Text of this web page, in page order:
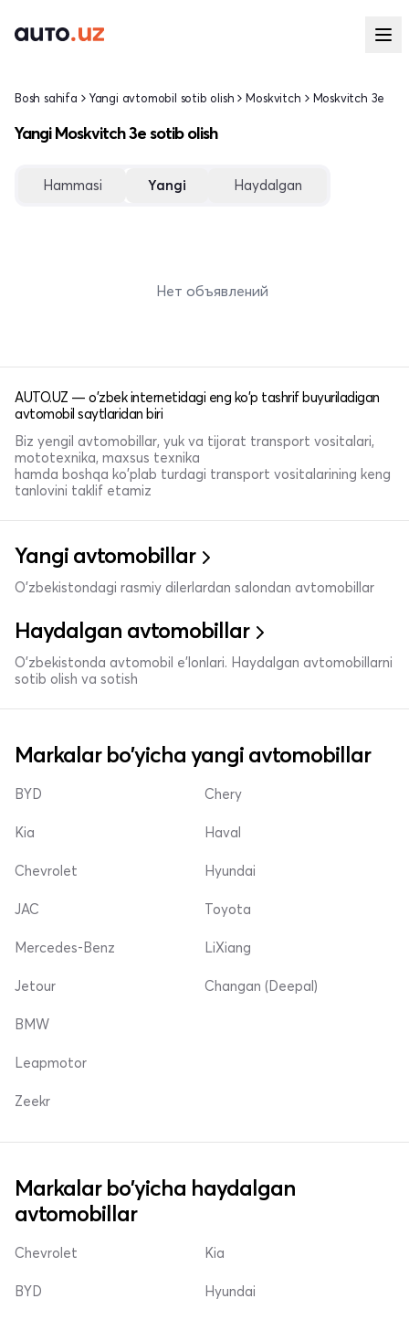
Bosh sahifa Yangi avtomobil sotib olish Moskvitch Moskvitch 3e
Yangi Moskvitch 3e sotib olish
Hammasi Yangi Haydalgan
Нет объявлений
AUTO.UZ — o'zbek internetidagi eng ko'p tashrif buyuriladigan
avtomobil saytlaridan biri
Biz yengil avtomobillar, yuk va tijorat transport vositalari,
mototexnika, maxsus texnika
hamda boshqa ko'plab turdagi transport vositalarining keng
tanlovini taklif etamiz
Yangi avtomobillar
O'zbekistondagi rasmiy dilerlardan salondan avtomobillar
Haydalgan avtomobillar
O'zbekistonda avtomobil e’lonlari. Haydalgan avtomobillarni
sotib olish va sotish
Markalar bo'yicha yangi avtomobillar
BYD
Kia
Chevrolet
Chery
Haval
Hyundai
JAC
Mercedes-Benz
Jetour
Toyota
LiXiang
Changan (Deepal)
BMW
Leapmotor
Zeekr
Markalar bo'yicha haydalgan
avtomobillar
Chevrolet
BYD
Kia
Hyundai